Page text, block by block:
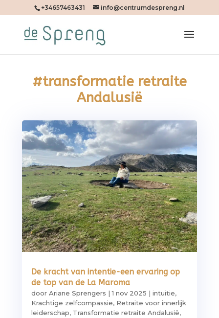
+34657463431 info@centrumdespreng.nl
#transformatie retraite
Andalusië
De kracht van intentie-een ervaring op
de top van de La Maroma
door Ariane Sprengers |1 nov 2025 | intuitie,
Krachtige zelfcompassie, Retraite voor innerlijk
leiderschap, Transformatie retraite Andalusië,